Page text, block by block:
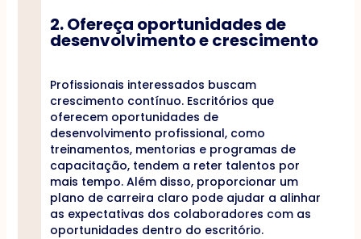
2. Ofereça oportunidades de
desenvolvimento e crescimento
Profissionais interessados buscam
crescimento contínuo. Escritórios que
oferecem oportunidades de
desenvolvimento profissional, como
treinamentos, mentorias e programas de
capacitação, tendem a reter talentos por
mais tempo. Além disso, proporcionar um
plano de carreira claro pode ajudar a alinhar
as expectativas dos colaboradores com as
oportunidades dentro do escritório.